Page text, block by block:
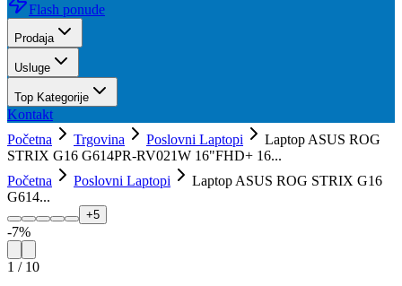
Flash ponude
Prodaja
Usluge
Top Kategorije
Kontakt
Početna
Trgovina Poslovni Laptopi
Laptop ASUS ROG
STRIX G16 G614PR-RV021W 16"FHD+ 16...
Početna
Poslovni Laptopi
Laptop ASUS ROG STRIX G16
G614...
+5
-7%
1 / 10